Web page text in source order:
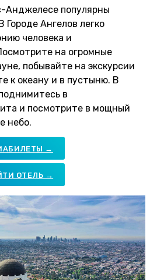
Анджелесе популярны
Городе Ангелов легко
человека и
на огромные
побывайте на экскурсии
к океану и в пустыню. В
в
и посмотрите в мощный
небо.
→
ОТЕЛЬ →